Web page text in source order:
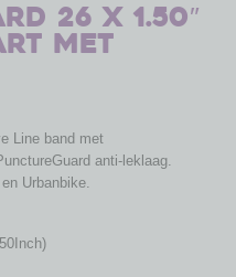
26 x 1.50″
met
Line band met
anti-leklaag.
Urbanbike.